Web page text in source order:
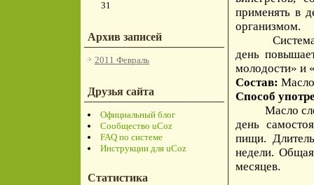
31
Архив записей
2011 Февраль
Друзья сайта
Официальный блог
Сообщество uCoz
FAQ по системе
Инструкции для uCoz
Статистика
применять в
организмом.
день
молодости» и
Состав:
Способ
Масло
день
пищи.
недели.
месяцев.